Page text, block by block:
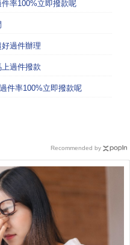
率100%立即撥款呢
過件辦理
過件撥款
件率100%立即撥款呢
Recommended by